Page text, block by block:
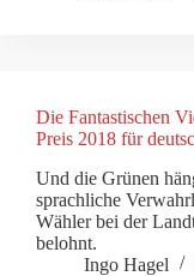
Die Fantastischen
Preis 2018 für
Und die Grünen
sprachliche
Wähler bei der
belohnt.
Ingo Hagel